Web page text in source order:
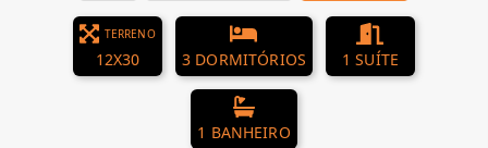
TERRENO
12X30 3 DORMITÓRIOS 1 SUÍTE
1 BANHEIRO